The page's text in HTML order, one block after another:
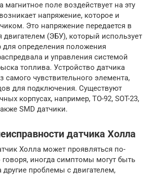
магнитное поле воздействует на эту
напряжение, которое и
Это напряжение передается в
двигателем (ЭБУ), который использует
определения положения
и управления системой
топлива. Устройство датчика
самого чувствительного элемента,
для подключения. Существуют
корпусах, например, TO-92, SOT-23,
SMD датчики.
датчика Холла
Холла может проявляться по-
говоря, иногда симптомы могут быть
проблемы с двигателем,